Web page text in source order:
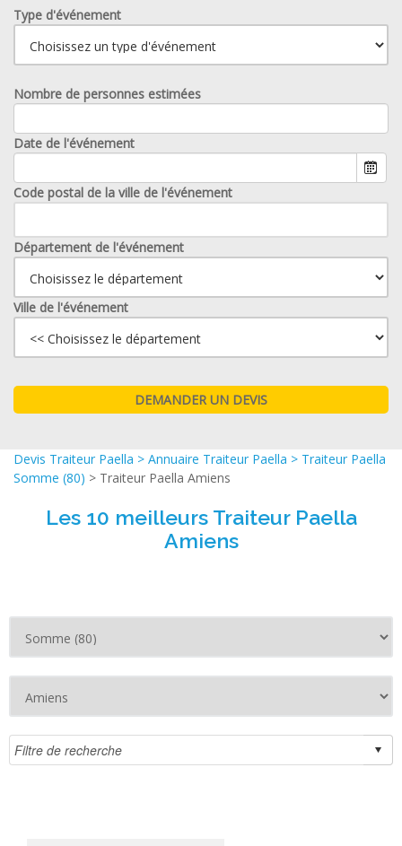
Type d'événement
Nombre de personnes estimées
Date de l'événement
Code postal de la ville de l'événement
Département de l'événement
Ville de l'événement
Devis Traiteur Paella > Annuaire Traiteur Paella > Traiteur Paella
Somme (80) > Traiteur Paella Amiens
Les 10 meilleurs Traiteur Paella
Amiens